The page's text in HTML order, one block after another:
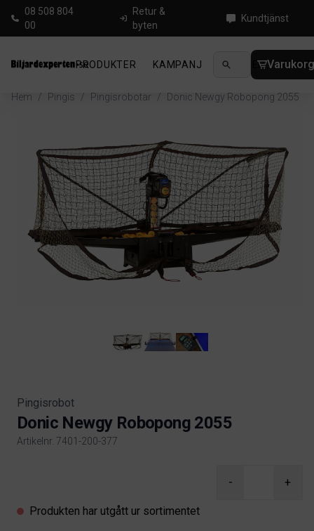
08 508 804
00
Retur &
byten
Kundtjänst
PRODUKTER KAMPANJ NYHETER
Hem / Pingis / Pingisrobotar / Donic Newgy Robopong 2055
Pingisrobot
Donic Newgy Robopong 2055
Artikelnr. 7401-200-377
- +
Produkten har utgått ur sortimentet